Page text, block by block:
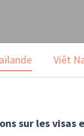
Viêt
sur les